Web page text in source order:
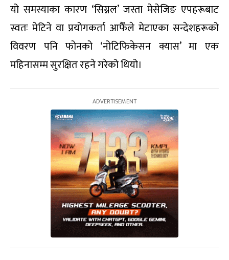
यो समस्याका कारण ‘सिग्नल’ जस्ता मेसेजिङ एपहरूबाट
स्वतः मेटिने वा प्रयोगकर्ता आफैँले मेटाएका सन्देशहरूको
विवरण पनि फोनको ‘नोटिफिकेसन क्यास’ मा एक
महिनासम्म सुरक्षित रहने गरेको थियो।